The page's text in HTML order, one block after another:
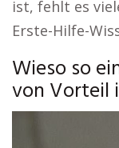
ist, fehlt es
Erste-Hilfe-
Wieso so
von Vorteil